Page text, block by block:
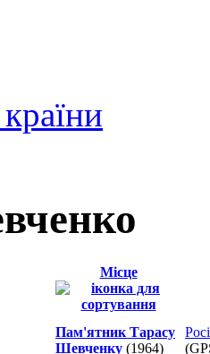
Місце
Пам'ятник Тарасу
Шевченку (1964)